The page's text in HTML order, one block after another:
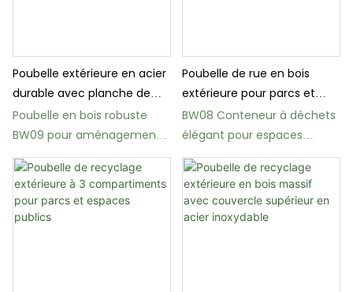
Poubelle extérieure en acier
durable avec planche de
bois
Poubelle en bois robuste
BW09 pour aménagements
paysagers urbains
Poubelle de rue en bois
extérieure pour parcs et
jardins
BW08 Conteneur à déchets
élégant pour espaces
publics